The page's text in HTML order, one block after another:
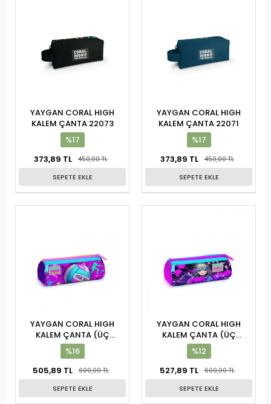
YAYGAN CORAL HIGH
KALEM ÇANTA 22073
%17
373,89 TL
450,00 TL
SEPETE EKLE
YAYGAN CORAL HIGH
KALEM ÇANTA 22071
%17
373,89 TL
450,00 TL
SEPETE EKLE
YAYGAN CORAL HIGH
KALEM ÇANTA (ÜÇ
BÖLMELİ) 22061
%16
505,89 TL
600,00 TL
SEPETE EKLE
YAYGAN CORAL HIGH
KALEM ÇANTA (ÜÇ
BÖLMELİ) 22053
%12
527,89 TL
600,00 TL
SEPETE EKLE